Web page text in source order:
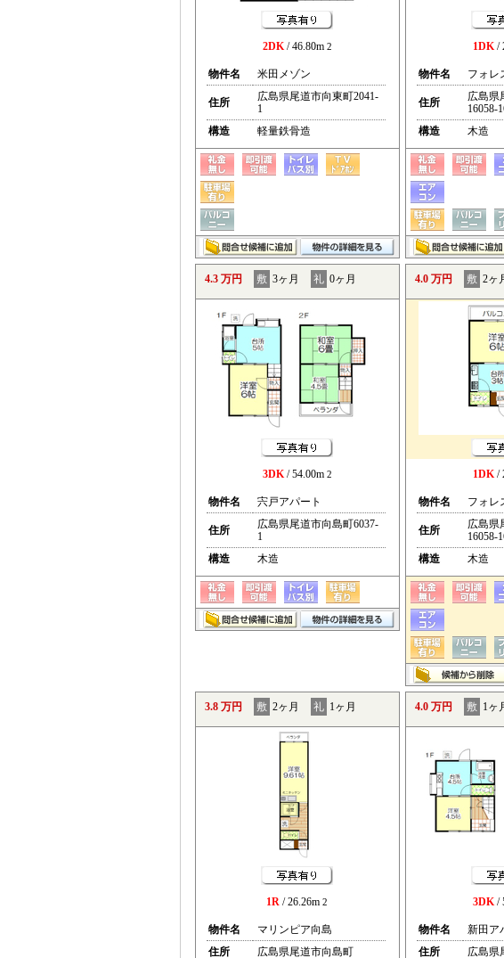
2DK/ 46.80m 2
物件名 米田メゾン
住所
広島県尾道市向東町2041-
1
構造
軽量鉄骨造
1DK/
物件名 フォレ
住所
広島県
16058-
構造
木造
4.3 万円 敷 3ヶ月 礼 0ヶ月
3DK/ 54.00m 2
物件名 宍戸アパート
住所
広島県尾道市向島町6037-
1
構造
木造
4.0 万円 敷 2ヶ
1DK/
物件名 フォレ
住所
広島県
16058-
構造
木造
3.8 万円 敷 2ヶ月 礼 1ヶ月
1R / 26.26m 2
物件名
マリンピア向島
住所
広島県尾道市向島町
4.0 万円 敷 1ヶ
3DK/
物件名
新田
住所
広島県